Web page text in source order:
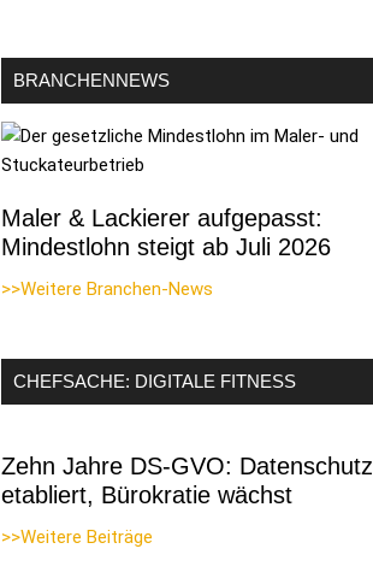
BRANCHENNEWS
Maler & Lackierer aufgepasst:
Mindestlohn steigt ab Juli 2026
>>Weitere Branchen-News
CHEFSACHE: DIGITALE FITNESS
Zehn Jahre DS-GVO: Datenschutz
etabliert, Bürokratie wächst
>>Weitere Beiträge